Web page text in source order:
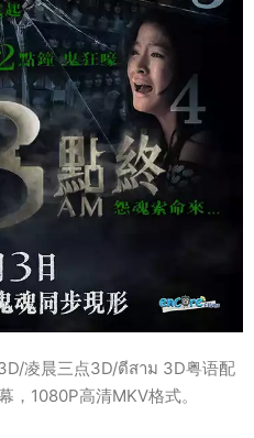
凌晨三点3D/ตีสาม 3D粤语配
，1080P高清MKV格式。